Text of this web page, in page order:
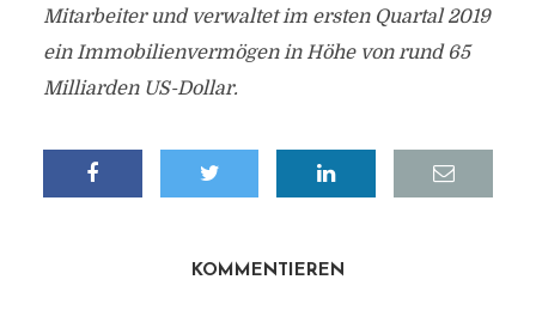
Mitarbeiter und verwaltet im ersten Quartal 2019
ein Immobilienvermögen in Höhe von rund 65
Milliarden US-Dollar.
KOMMENTIEREN